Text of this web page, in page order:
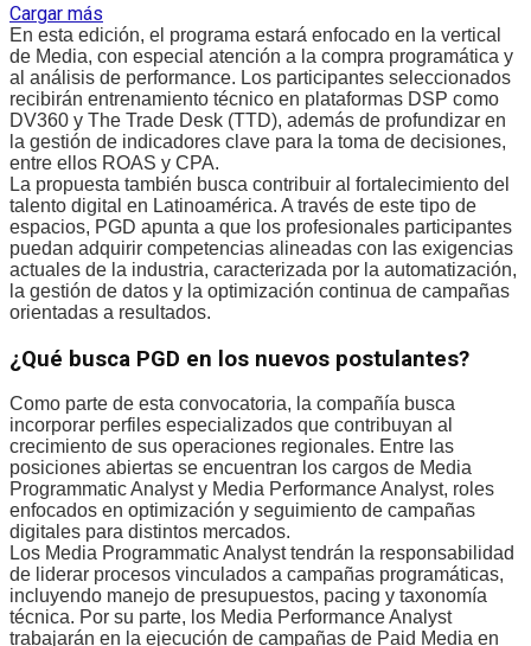
Cargar más
En esta edición, el programa estará enfocado en la vertical
de Media, con especial atención a la compra programática y
al análisis de performance. Los participantes seleccionados
recibirán entrenamiento técnico en plataformas DSP como
DV360 y The Trade Desk (TTD), además de profundizar en
la gestión de indicadores clave para la toma de decisiones,
entre ellos ROAS y CPA.
La propuesta también busca contribuir al fortalecimiento del
talento digital en Latinoamérica. A través de este tipo de
espacios, PGD apunta a que los profesionales participantes
puedan adquirir competencias alineadas con las exigencias
actuales de la industria, caracterizada por la automatización,
la gestión de datos y la optimización continua de campañas
orientadas a resultados.
¿Qué busca PGD en los nuevos postulantes?
Como parte de esta convocatoria, la compañía busca
incorporar perfiles especializados que contribuyan al
crecimiento de sus operaciones regionales. Entre las
posiciones abiertas se encuentran los cargos de Media
Programmatic Analyst y Media Performance Analyst, roles
enfocados en optimización y seguimiento de campañas
digitales para distintos mercados.
Los Media Programmatic Analyst tendrán la responsabilidad
de liderar procesos vinculados a campañas programáticas,
incluyendo manejo de presupuestos, pacing y taxonomía
técnica. Por su parte, los Media Performance Analyst
trabajarán en la ejecución de campañas de Paid Media en